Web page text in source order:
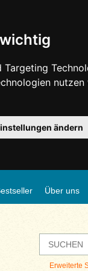
ändern
Über uns
Erweiterte